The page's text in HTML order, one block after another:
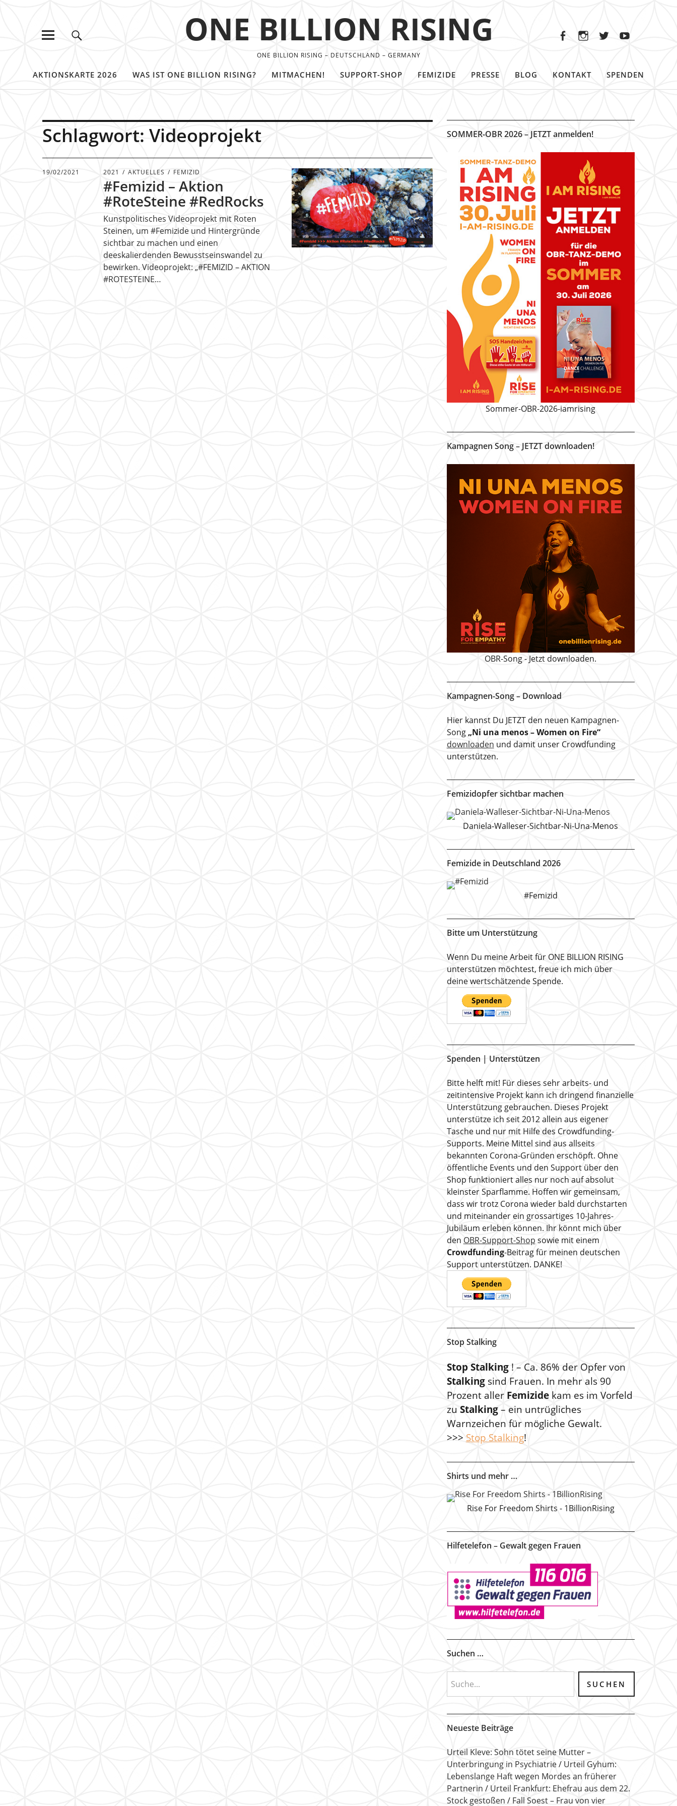
ONE BILLION RISING
ONE BILLION RISING – DEUTSCHLAND – GERMANY
AKTIONSKARTE 2026 WAS IST ONE BILLION RISING? MITMACHEN! SUPPORT-SHOP FEMIZIDE PRESSE BLOG KONTAKT SPENDEN
Schlagwort: Videoprojekt
19/02/2021 2021 AKTUELLES FEMIZID
#Femizid – Aktion
#RoteSteine #RedRocks
Kunstpolitisches Videoprojekt mit Roten
Steinen, um #Femizide und Hintergründe
sichtbar zu machen und einen
deeskalierdenden Bewusstseinswandel zu
bewirken. Videoprojekt: „#FEMIZID – AKTION
#ROTESTEINE…
SOMMER-OBR 2026 – JETZT anmelden!
Sommer-OBR-2026-iamrising
Kampagnen Song – JETZT downloaden!
OBR-Song - Jetzt downloaden.
Kampagnen-Song – Download
Hier kannst Du JETZT den neuen Kampagnen-
Song „Ni una menos – Women on Fire“
downloaden und damit unser Crowdfunding
unterstützen.
Femizidopfer sichtbar machen
Daniela-Walleser-Sichtbar-Ni-Una-Menos
Femizide in Deutschland 2026
#Femizid
Bitte um Unterstützung
Wenn Du meine Arbeit für ONE BILLION RISING
unterstützen möchtest, freue ich mich über
deine wertschätzende Spende.
Spenden | Unterstützen
Bitte helft mit! Für dieses sehr arbeits- und
zeitintensive Projekt kann ich dringend finanzielle
Unterstützung gebrauchen. Dieses Projekt
unterstütze ich seit 2012 allein aus eigener
Tasche und nur mit Hilfe des Crowdfunding-
Supports. Meine Mittel sind aus allseits
bekannten Corona-Gründen erschöpft. Ohne
öffentliche Events und den Support über den
Shop funktioniert alles nur noch auf absolut
kleinster Sparflamme. Hoffen wir gemeinsam,
dass wir trotz Corona wieder bald durchstarten
und miteinander ein grossartiges 10-Jahres-
Jubiläum erleben können. Ihr könnt mich über
den OBR-Support-Shop sowie mit einem
Crowdfunding-Beitrag für meinen deutschen
Support unterstützen. DANKE!
Stop Stalking
Stop Stalking! – Ca. 86% der Opfer von
Stalkingsind Frauen. In mehr als 90
Prozent aller Femizidekam es im Vorfeld
zu Stalking– ein untrügliches
Warnzeichen für mögliche Gewalt.
>>> Stop Stalking!
Shirts und mehr …
Rise For Freedom Shirts - 1BillionRising
Hilfetelefon – Gewalt gegen Frauen
Suchen …
Neueste Beiträge
Urteil Kleve: Sohn tötet seine Mutter –
Unterbringung in Psychiatrie
Urteil Gyhum:
Lebenslange Haft wegen Mordes an früherer
Partnerin
Urteil Frankfurt: Ehefrau aus dem 22.
Stock gestoßen
Fall Soest – Frau von vier